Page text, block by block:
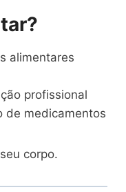
alimentares
profissional
de medicamentos
corpo.